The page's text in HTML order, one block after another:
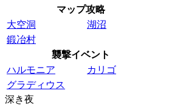
マップ攻略
大空洞
湖沼
鍛冶村
襲撃イベント
ハルモニア
カリゴ
グラディウス
深き夜